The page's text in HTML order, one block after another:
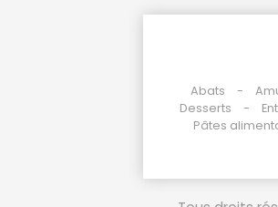
Abats
Desserts
Pâtes